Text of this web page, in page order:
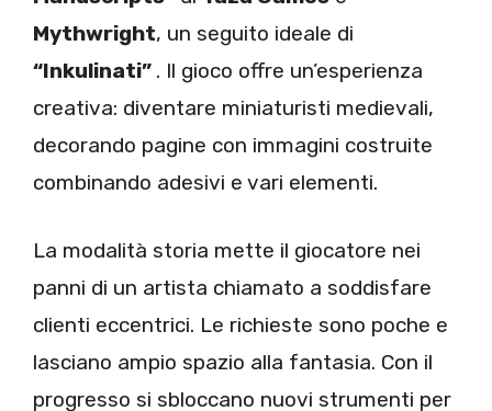
Mythwright, un seguito ideale di
“Inkulinati” . Il gioco offre un’esperienza
creativa: diventare miniaturisti medievali,
decorando pagine con immagini costruite
combinando adesivi e vari elementi.
La modalità storia mette il giocatore nei
panni di un artista chiamato a soddisfare
clienti eccentrici. Le richieste sono poche e
lasciano ampio spazio alla fantasia. Con il
progresso si sbloccano nuovi strumenti per